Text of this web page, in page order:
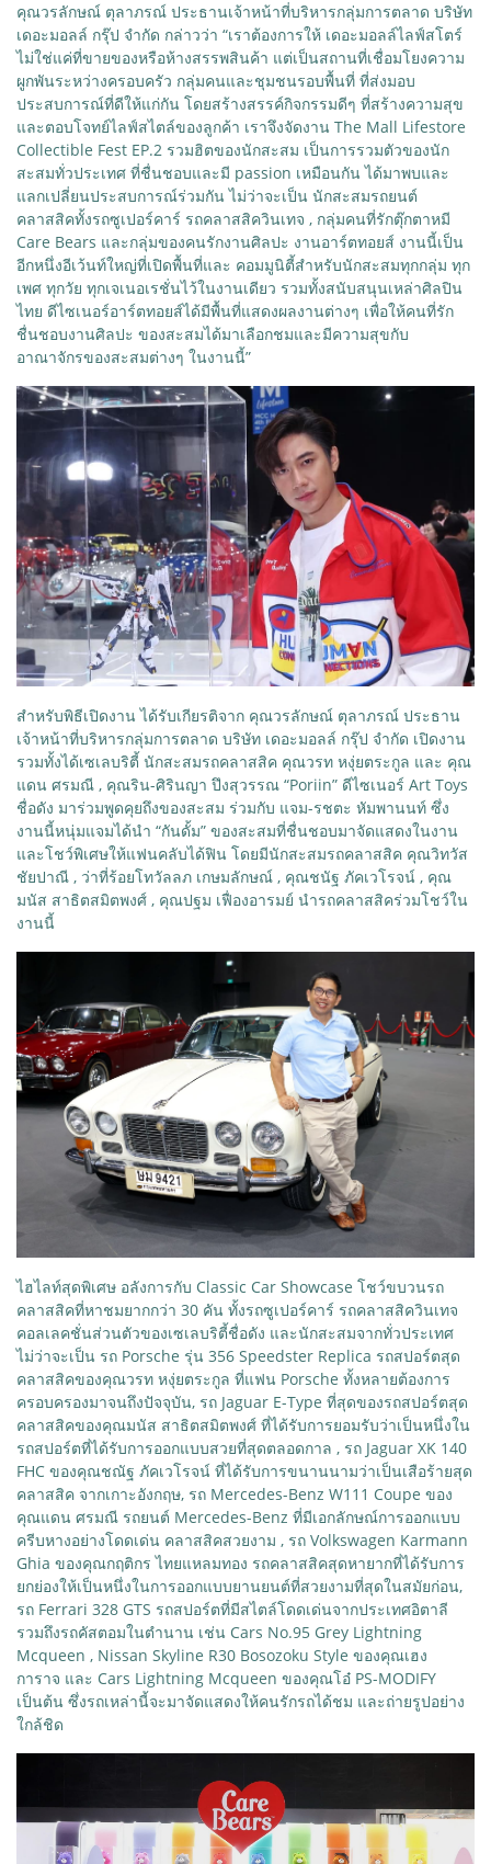
คุณวรลักษณ์ ตุลาภรณ์ ประธานเจ้าหน้าที่บริหารกลุ่มการตลาด บริษัท
เดอะมอลล์ กรุ๊ป จำกัด กล่าวว่า “เราต้องการให้ เดอะมอลล์ไลฟ์สโตร์
ไม่ใช่แค่ที่ขายของหรือห้างสรรพสินค้า แต่เป็นสถานที่เชื่อมโยงความ
ผูกพันระหว่างครอบครัว กลุ่มคนและชุมชนรอบพื้นที่ ที่ส่งมอบ
ประสบการณ์ที่ดีให้แก่กัน โดยสร้างสรรค์กิจกรรมดีๆ ที่สร้างความสุข
และตอบโจทย์ไลฟ์สไตล์ของลูกค้า เราจึงจัดงาน The Mall Lifestore
Collectible Fest EP.2 รวมฮิตของนักสะสม เป็นการรวมตัวของนัก
สะสมทั่วประเทศ ที่ชื่นชอบและมี passion เหมือนกัน ได้มาพบและ
แลกเปลี่ยนประสบการณ์ร่วมกัน ไม่ว่าจะเป็น นักสะสมรถยนต์
คลาสสิคทั้งรถซูเปอร์คาร์ รถคลาสสิควินเทจ , กลุ่มคนที่รักตุ๊กตาหมี
Care Bears และกลุ่มของคนรักงานศิลปะ งานอาร์ตทอยส์ งานนี้เป็น
อีกหนึ่งอีเว้นท์ใหญ่ที่เปิดพื้นที่และ คอมมูนิตี้สำหรับนักสะสมทุกกลุ่ม ทุก
เพศ ทุกวัย ทุกเจเนอเรชั่นไว้ในงานเดียว รวมทั้งสนับสนุนเหล่าศิลปิน
ไทย ดีไซเนอร์อาร์ตทอยส์ได้มีพื้นที่แสดงผลงานต่างๆ เพื่อให้คนที่รัก
ชื่นชอบงานศิลปะ ของสะสมได้มาเลือกชมและมีความสุขกับ
อาณาจักรของสะสมต่างๆ ในงานนี้”
สำหรับพิธีเปิดงาน ได้รับเกียรติจาก คุณวรลักษณ์ ตุลาภรณ์ ประธาน
เจ้าหน้าที่บริหารกลุ่มการตลาด บริษัท เดอะมอลล์ กรุ๊ป จำกัด เปิดงาน
รวมทั้งได้เซเลบริตี้ นักสะสมรถคลาสสิค คุณวรท หงุ่ยตระกูล และ คุณ
แดน ศรมณี , คุณริน-ศิรินญา ปึงสุวรรณ “Poriin” ดีไซเนอร์ Art Toys
ชื่อดัง มาร่วมพูดคุยถึงของสะสม ร่วมกับ แจม-รชตะ หัมพานนท์ ซึ่ง
งานนี้หนุ่มแจมได้นำ “กันดั้ม” ของสะสมที่ชื่นชอบมาจัดแสดงในงาน
และโชว์พิเศษให้แฟนคลับได้ฟิน โดยมีนักสะสมรถคลาสสิค คุณวิทวัส
ชัยปาณี , ว่าที่ร้อยโทวัลลภ เกษมลักษณ์ , คุณชนัฐ ภัคเวโรจน์ , คุณ
มนัส สาธิตสมิตพงศ์ , คุณปฐม เฟื่องอารมย์ นำรถคลาสสิคร่วมโชว์ใน
งานนี้
ไฮไลท์สุดพิเศษ อลังการกับ Classic Car Showcase โชว์ขบวนรถ
คลาสสิคที่หาชมยากกว่า 30 คัน ทั้งรถซูเปอร์คาร์ รถคลาสสิควินเทจ
คอลเลคชั่นส่วนตัวของเซเลบริตี้ชื่อดัง และนักสะสมจากทั่วประเทศ
ไม่ว่าจะเป็น รถ Porsche รุ่น 356 Speedster Replica รถสปอร์ตสุด
คลาสสิคของคุณวรท หงุ่ยตระกูล ที่แฟน Porsche ทั้งหลายต้องการ
ครอบครองมาจนถึงปัจจุบัน, รถ Jaguar E-Type ที่สุดของรถสปอร์ตสุด
คลาสสิคของคุณมนัส สาธิตสมิตพงศ์ ที่ได้รับการยอมรับว่าเป็นหนึ่งใน
รถสปอร์ตที่ได้รับการออกแบบสวยที่สุดตลอดกาล , รถ Jaguar XK 140
FHC ของคุณชณัฐ ภัคเวโรจน์ ที่ได้รับการขนานนามว่าเป็นเสือร้ายสุด
คลาสสิค จากเกาะอังกฤษ, รถ Mercedes-Benz W111 Coupe ของ
คุณแดน ศรมณี รถยนต์ Mercedes-Benz ที่มีเอกลักษณ์การออกแบบ
ครีบหางอย่างโดดเด่น คลาสสิคสวยงาม , รถ Volkswagen Karmann
Ghia ของคุณกฤติกร ไทยแหลมทอง รถคลาสสิคสุดหายากที่ได้รับการ
ยกย่องให้เป็นหนึ่งในการออกแบบยานยนต์ที่สวยงามที่สุดในสมัยก่อน,
รถ Ferrari 328 GTS รถสปอร์ตที่มีสไตล์โดดเด่นจากประเทศอิตาลี
รวมถึงรถคัสตอมในตำนาน เช่น Cars No.95 Grey Lightning
Mcqueen , Nissan Skyline R30 Bosozoku Style ของคุณเฮง
การาจ และ Cars Lightning Mcqueen ของคุณโอ๋ PS-MODIFY
เป็นต้น ซึ่งรถเหล่านี้จะมาจัดแสดงให้คนรักรถได้ชม และถ่ายรูปอย่าง
ใกล้ชิด